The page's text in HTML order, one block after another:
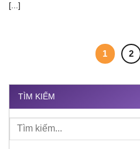
[...]
1 2
TÌM KIẾM